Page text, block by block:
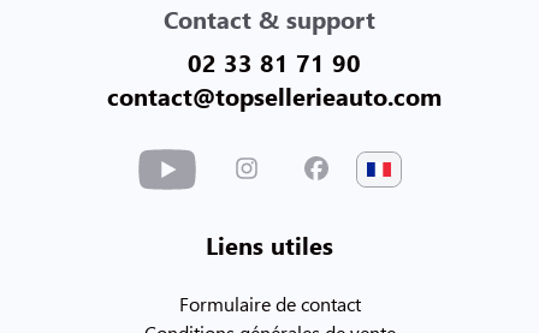
Contact & support
02 33 81 71 90
contact@topsellerieauto.com
Liens utiles
Formulaire de contact